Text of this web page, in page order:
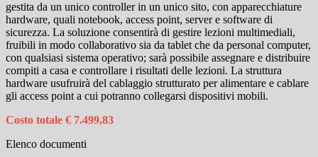
gestita da un unico controller in un unico sito, con apparecchiature
hardware, quali notebook, access point, server e software di
sicurezza. La soluzione consentirà di gestire lezioni multimediali,
fruibili in modo collaborativo sia da tablet che da personal computer,
con qualsiasi sistema operativo; sarà possibile assegnare e distribuire
compiti a casa e controllare i risultati delle lezioni. La struttura
hardware usufruirà del cablaggio strutturato per alimentare e cablare
gli access point a cui potranno collegarsi dispositivi mobili.
Costo totale € 7.499,83
Elenco documenti